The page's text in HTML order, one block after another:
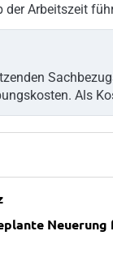
Arbeitszeit
Als
Neuerung